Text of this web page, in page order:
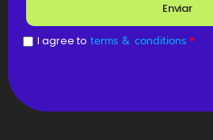
Enviar
I agree to terms & conditions *